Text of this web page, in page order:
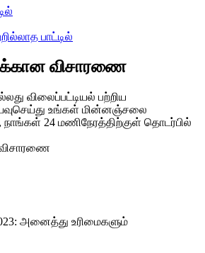
பாட்டில்
விசாரணை
விலைப்பட்டியல் பற்றிய
உங்கள் மின்னஞ்சலை
நாங்கள் 24 மணிநேரத்திற்குள் தொடர்பில்
விசாரணை
அனைத்து உரிமைகளும்